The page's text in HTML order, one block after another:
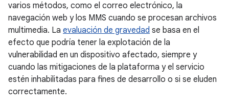
varios métodos, como el correo electrónico, la
navegación web y los MMS cuando se procesan archivos
multimedia. La evaluación de gravedad se basa en el
efecto que podría tener la explotación de la
vulnerabilidad en un dispositivo afectado, siempre y
cuando las mitigaciones de la plataforma y el servicio
estén inhabilitadas para fines de desarrollo o si se eluden
correctamente.